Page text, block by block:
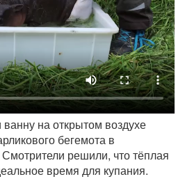
на открытом воздухе
бегемота в
решили, что тёплая
время для купания.